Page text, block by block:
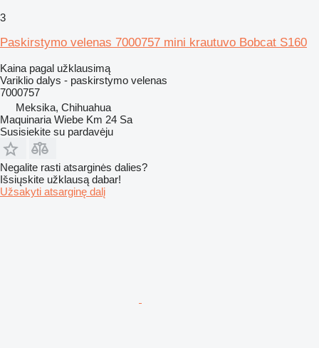
3
Paskirstymo velenas 7000757 mini krautuvo Bobcat S160
Kaina pagal užklausimą
Variklio dalys - paskirstymo velenas
7000757
Meksika, Chihuahua
Maquinaria Wiebe Km 24 Sa
Susisiekite su pardavėju
Negalite rasti atsarginės dalies?
Išsiųskite užklausą dabar!
Užsakyti atsarginę dalį